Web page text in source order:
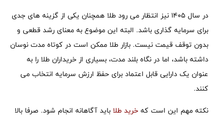
در سال ۱۴۰۵ نیز انتظار می رود طلا همچنان یکی از گزینه های جدی
برای سرمایه گذاری باشد. البته این موضوع به معنای رشد قطعی و
بدون توقف قیمت نیست. بازار طلا ممکن است در کوتاه مدت نوسان
داشته باشد، اما در نگاه بلند مدت، بسیاری از خریداران طلا را به
عنوان یک دارایی قابل اعتماد برای حفظ ارزش سرمایه انتخاب می
کنند.
نکته مهم این است که خرید طلا باید آگاهانه انجام شود. صرفا بالا